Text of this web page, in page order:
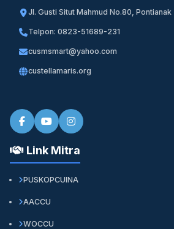
Jl. Gusti Situt Mahmud No.80,
Telpon: 0823-51689-231
cusmsmart@yahoo.com
custellamaris.org
Link Mitra
PUSKOPCUINA
AACCU
WOCCU